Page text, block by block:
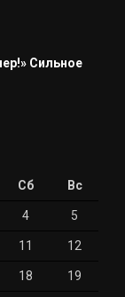
Сильное
Сб Вс
4 5
11 12
18 19